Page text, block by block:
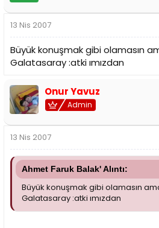
13 Nis 2007
Büyük konuşmak gibi olamasın
Galatasaray :atki ımızdan
Onur Yavuz
Admin
13 Nis 2007
Ahmet Faruk Balak' Alıntı:
Büyük konuşmak gibi olamasın
Galatasaray :atki ımızdan